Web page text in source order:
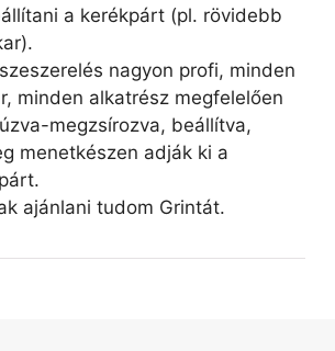
a kerékpárt (pl. rövidebb
nagyon profi, minden
minden alkatrész megfelelően
megzsírozva, beállítva,
menetkészen adják ki a
ajánlani tudom Grintát.